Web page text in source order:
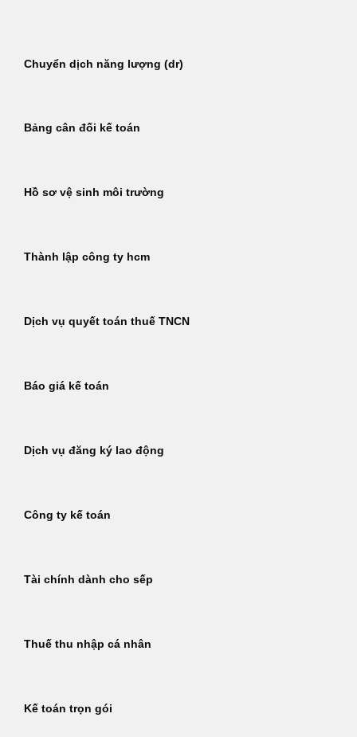
dungChuyển dịch năng lượng (dr)
Bảng cân đối kế toán
Hồ sơ vệ sinh môi trường
Thành lập công ty hcm
Dịch vụ quyết toán thuế TNCN
Báo giá kế toán
Dịch vụ đăng ký lao động
Công ty kế toán
Tài chính dành cho sếp
Thuế thu nhập cá nhân
Kế toán trọn gói